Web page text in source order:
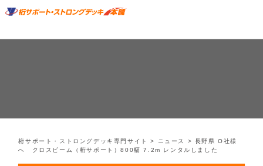
桁サポート・ストロングデッキ専門サイト > ニュース > 長野県 O社様
へ クロスビーム（桁サポート）800幅 7.2m レンタルしました